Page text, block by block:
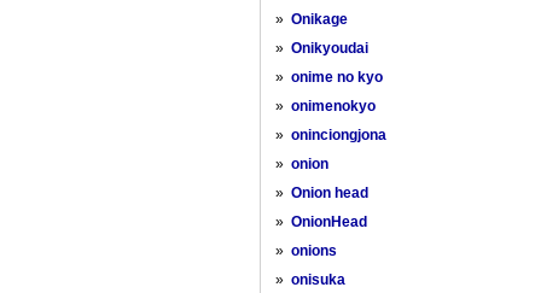
» Onikage
» Onikyoudai
» onime no kyo
» onimenokyo
» oninciongjona
» onion
» Onion head
» OnionHead
» onions
» onisuka